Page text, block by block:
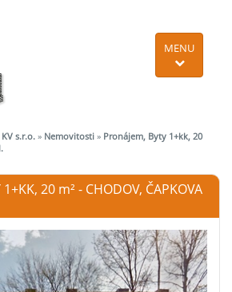
MENU
s.r.o.» Nemovitosti » Pronájem, Byty 1+kk, 20
1+KK, 20 m² - CHODOV, ČAPKOVA